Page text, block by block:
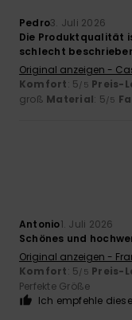
Pedro3. Juli 2026
Die Produktqualität
schlecht
Original anzeigen -
Komfort: 5/5 Preis-
groß Material: 5/5
Antonio1. Juli 2026
Schönes und
Original anzeigen -
Komfort: 5/5 Preis-
Perfekte Größe
Ich empfehle